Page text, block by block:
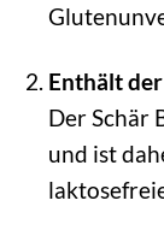
Enthält
Der Schär
und ist